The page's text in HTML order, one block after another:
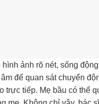
ảnh rõ nét, sống động
để quan sát chuyển
tiếp. Mẹ bầu có thể